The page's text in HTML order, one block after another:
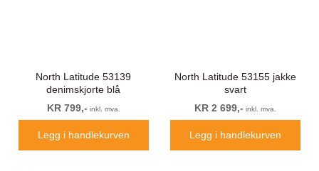
North Latitude 53139
denimskjorte blå
KR 799,- inkl. mva.
Legg i handlekurven
North Latitude 53155 jakke
svart
KR 2 699,- inkl. mva.
Legg i handlekurven